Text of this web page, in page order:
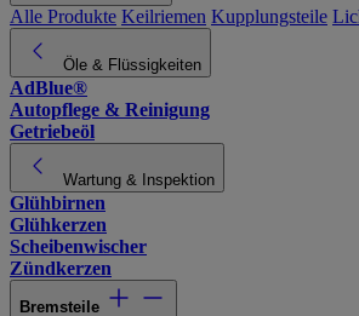
Alle Produkte Keilriemen Kupplungsteile
Öle & Flüssigkeiten
AdBlue®
Autopflege & Reinigung
Getriebeöl
Wartung & Inspektion
Glühbirnen
Glühkerzen
Scheibenwischer
Zündkerzen
Bremsteile